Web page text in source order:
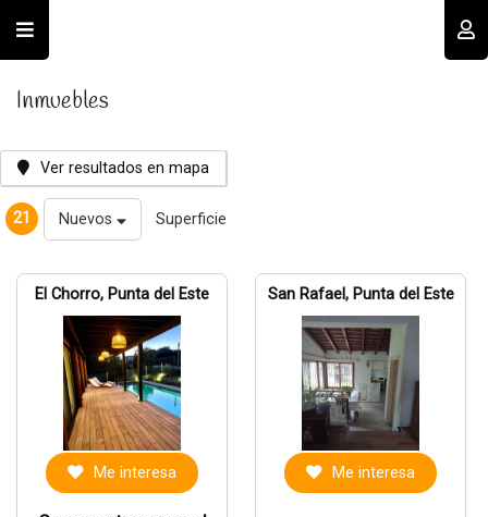
Recordar datos
INGRESAR
Olvidé mi clave Registro
Inmuebles
Ver resultados en mapa
21 Nuevos Superficie
El Chorro, Punta del Este
Me interesa
San Rafael, Punta del Este
Me interesa